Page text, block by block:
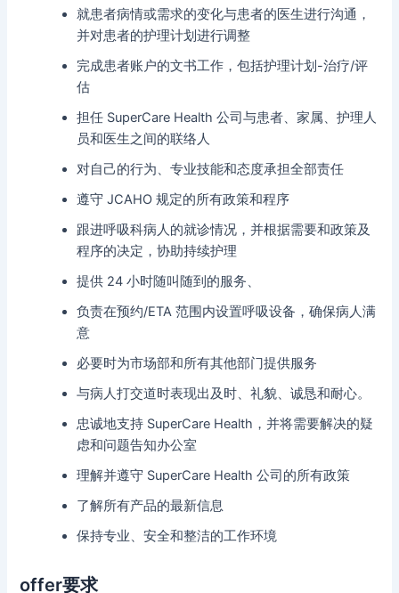
就患者病情或需求的变化与患者的医生进行沟通，
并对患者的护理计划进行调整
完成患者账户的文书工作，包括护理计划-治疗/评
估
担任 SuperCare Health 公司与患者、家属、护理人
员和医生之间的联络人
对自己的行为、专业技能和态度承担全部责任
遵守 JCAHO 规定的所有政策和程序
跟进呼吸科病人的就诊情况，并根据需要和政策及
程序的决定，协助持续护理
提供 24 小时随叫随到的服务、
负责在预约/ETA 范围内设置呼吸设备，确保病人满
意
必要时为市场部和所有其他部门提供服务
与病人打交道时表现出及时、礼貌、诚恳和耐心。
忠诚地支持 SuperCare Health，并将需要解决的疑
虑和问题告知办公室
理解并遵守 SuperCare Health 公司的所有政策
了解所有产品的最新信息
保持专业、安全和整洁的工作环境
offer要求